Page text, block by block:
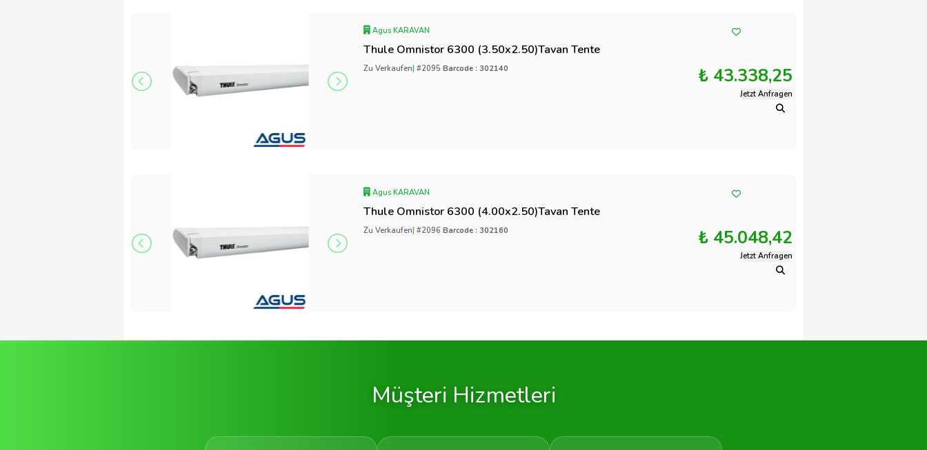
Agus KARAVAN
Thule Omnistor 6300 (3.50x2.50)Tavan Tente
Zu Verkaufen| #2095Barcode : 302140 ₺ 43.338,25
Jetzt Anfragen
Agus KARAVAN
Thule Omnistor 6300 (4.00x2.50)Tavan Tente
Zu Verkaufen| #2096Barcode : 302160 ₺ 45.048,42
Jetzt Anfragen
Müşteri Hizmetleri